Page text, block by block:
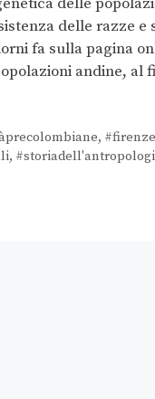
delle razze
fa sulla pagina
andine, al
,
,